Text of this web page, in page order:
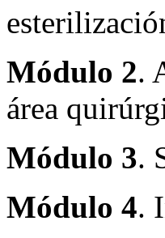
Módulo 2.
área
Módulo 3.
Módulo 4.